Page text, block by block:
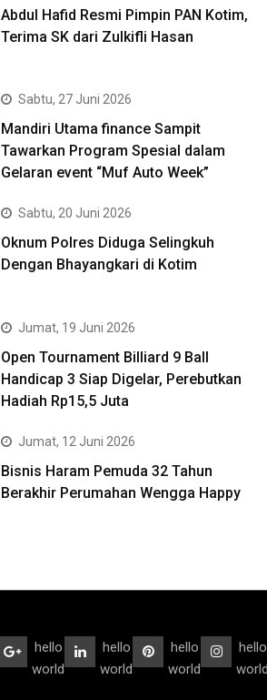
Abdul Hafid Resmi Pimpin PAN Kotim,
Terima SK dari Zulkifli Hasan
Sabtu, 27 Juni 2026
Mandiri Utama finance Sampit
Tawarkan Program Spesial dalam
Gelaran event “Muf Auto Week”
Sabtu, 20 Juni 2026
Oknum Polres Diduga Selingkuh
Dengan Bhayangkari di Kotim
Jumat, 19 Juni 2026
Open Tournament Billiard 9 Ball
Handicap 3 Siap Digelar, Perebutkan
Hadiah Rp15,5 Juta
Jumat, 12 Juni 2026
Bisnis Haram Pemuda 32 Tahun
Berakhir Perumahan Wengga Happy
hello
world
hello
world
hello
world
hello